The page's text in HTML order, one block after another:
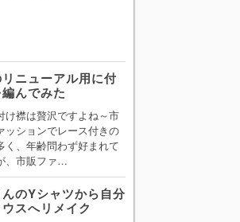
ニューアル用に付
んでみた
け襟は贅沢ですよね～市
ッションでレース付きの
く、年齢問わず好まれて
、市販ファ…
のYシャツから自分
スへリメイク